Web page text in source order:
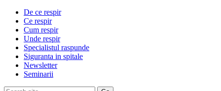
De ce respir
Ce respir
Cum respir
Unde respir
Specialistul raspunde
Siguranta in spitale
Newsletter
Seminarii